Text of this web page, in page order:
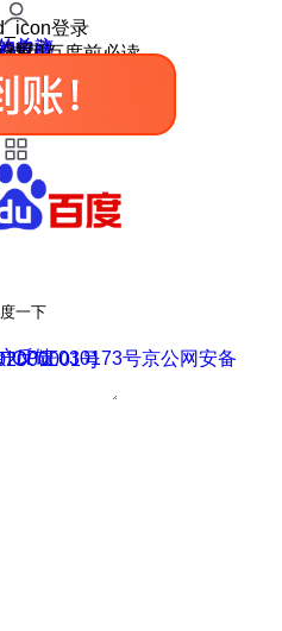
登录
关注
收藏
中心
反馈
置用百度前必读
一下
反馈
ICP证030173号
号